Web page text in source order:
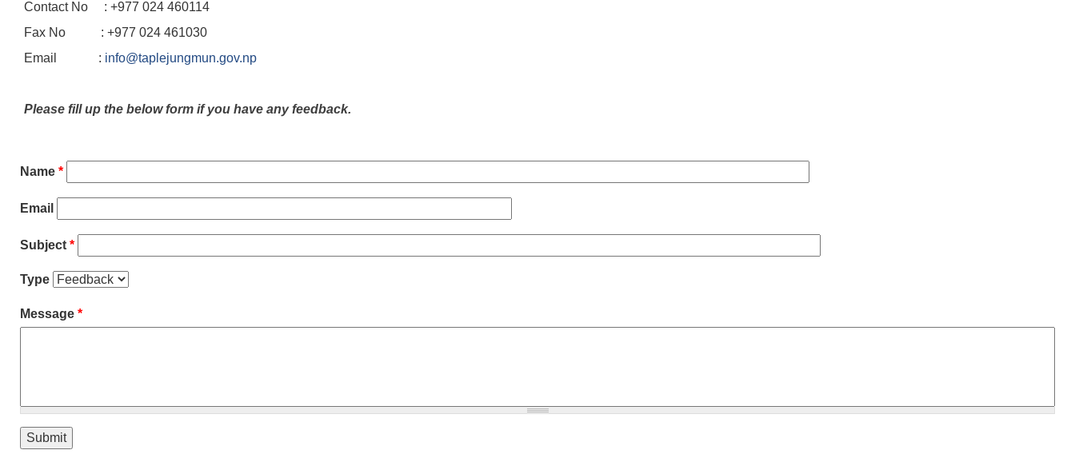
Contact No : +977 024 460114
Fax No : +977 024 461030
Email : info@taplejungmun.gov.np
Please fill up the below form if you have any feedback.
Name *
Email
Subject *
Type
Message *